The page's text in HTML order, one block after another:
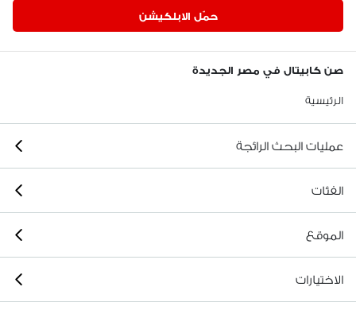
حمّل الابلكيشن
صن كابيتال في مصر الجديدة
الرئيسية
عمليات البحث الرائجة
الفئات
الموقع
الاختيارات